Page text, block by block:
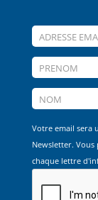
Votre email sera
Newsletter.
chaque lettre